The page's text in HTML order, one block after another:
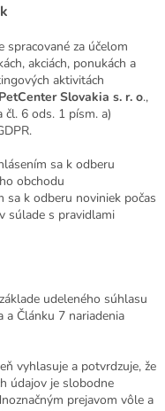
za účelom
akciách, ponukách a
aktivitách
PetCenter Slovakia s. r. o.,
6 ods. 1 písm. a)
sa k odberu
obchodu
sa k odberu noviniek počas
súlade s pravidlami
udeleného súhlasu
a Článku 7 nariadenia
vyhlasuje a potvrdzuje, že
údajov je slobodne
prejavom vôle a